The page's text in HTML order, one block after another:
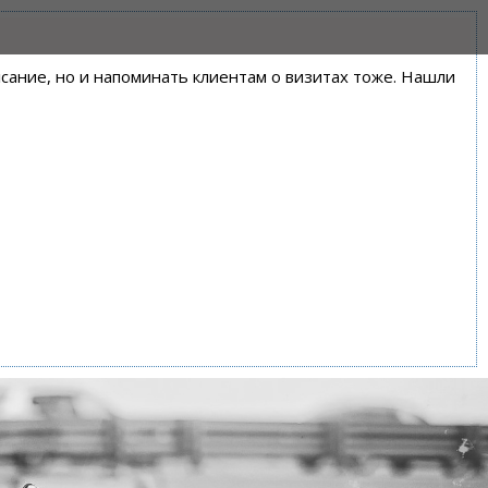
но и напоминать клиентам о визитах тоже. Нашли